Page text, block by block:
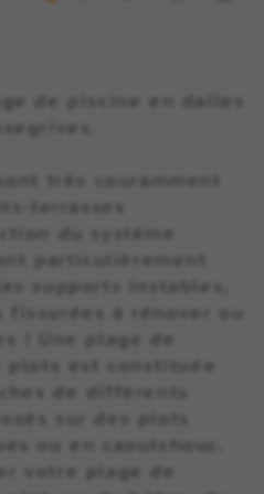
de piscine en dalles
très couramment
terrasses
du système
particulièrement
supports instables,
fissurées à rénover ou
! Une plage de
plots est constituée
de différents
sur des plots
ou en caoutchouc.
votre plage de